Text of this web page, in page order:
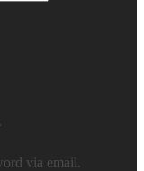
via email.